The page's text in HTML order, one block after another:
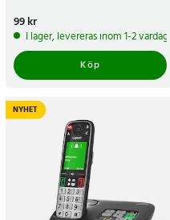
Pris:
99 kr
I lager, levereras inom 1-2 vardagar
Köp
NYHET